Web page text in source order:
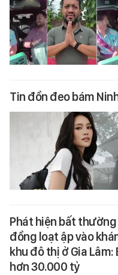
Tin đồn đeo bám
Phát hiện bất
đồng loạt ập vào
khu đô thị ở Gia
hơn 30.000 tỷ